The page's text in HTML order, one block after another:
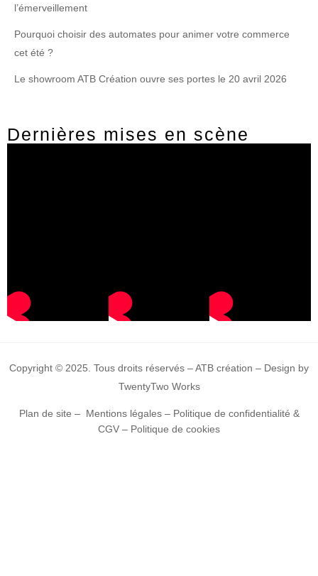
l’émerveillement
Pourquoi choisir des automates pour animer votre commerce
cet été ?
Le showroom ATB Création ouvre ses portes le 20 avril 2026
Dernières mises en scène
Copyright © 2025. Tous droits réservés – ATB création – Design by
TwentyTwo Works
Plan de site – Mentions légales– Politique de confidentialité &
CGV – Politique de cookies